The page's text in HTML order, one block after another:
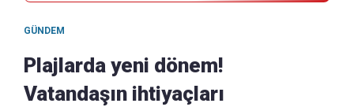
GÜNDEM
Plajlarda yeni dönem!
Vatandaşın ihtiyaçları